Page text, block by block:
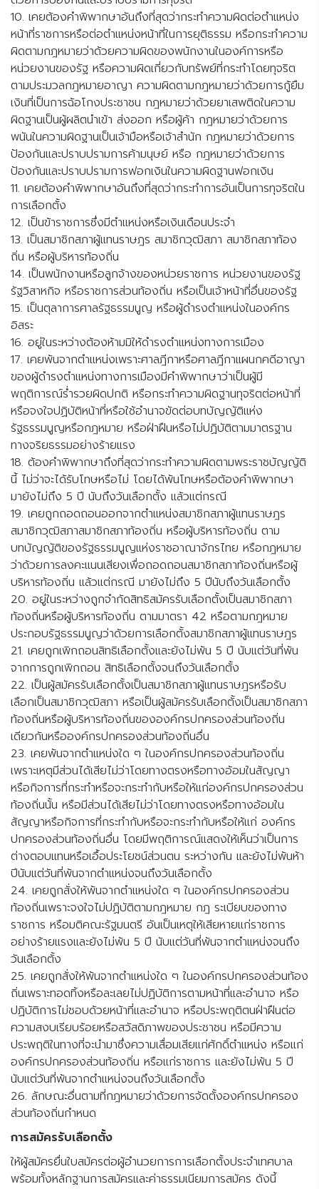
10. เคยต้องคำพิพากษาอันถึงที่สุดว่ากระทำความผิดต่อตำแหน่ง
หน้าที่ราชการหรือต่อตำแหน่งหน้าที่ในการยุติธรรม หรือกระทำความ
ผิดตามกฎหมายว่าด้วยความผิดของพนักงานในองค์การหรือ
หน่วยงานของรัฐ หรือความผิดเกี่ยวกับทรัพย์ที่กระทำโดยทุจริต
ตามประมวลกฎหมายอาญา ความผิดตามกฎหมายว่าด้วยการกู้ยืม
เงินที่เป็นการฉ้อโกงประชาชน กฎหมายว่าด้วยยาเสพติดในความ
ผิดฐานเป็นผู้ผลิตนำเข้า ส่งออก หรือผู้ค้า กฎหมายว่าด้วยการ
พนันในความผิดฐานเป็นเจ้ามือหรือเจ้าสำนัก กฎหมายว่าด้วยการ
ป้องกันและปราบปรามการค้ามนุษย์ หรือ กฎหมายว่าด้วยการ
ป้องกันและปราบปรามการฟอกเงินในความผิดฐานฟอกเงิน
11. เคยต้องคำพิพากษาอันถึงที่สุดว่ากระทำการอันเป็นการทุจริตใน
การเลือกตั้ง
12. เป็นข้าราชการซึ่งมีตำแหน่งหรือเงินเดือนประจำ
13. เป็นสมาชิกสภาผู้แทนราษฎร สมาชิกวุฒิสภา สมาชิกสภาท้อง
ถิ่น หรือผู้บริหารท้องถิ่น
14. เป็นพนักงานหรือลูกจ้างของหน่วยราชการ หน่วยงานของรัฐ
รัฐวิสาหกิจ หรือราชการส่วนท้องถิ่น หรือเป็นเจ้าหน้าที่อื่นของรัฐ
15. เป็นตุลาการศาลรัฐธรรมนูญ หรือผู้ดำรงตำแหน่งในองค์กร
อิสระ
16. อยู่ในระหว่างต้องห้ามมิให้ดำรงตำแหน่งทางการเมือง
17. เคยพ้นจากตำแหน่งเพราะศาลฎีกาหรือศาลฎีกาแผนกคดีอาญา
ของผู้ดำรงตำแหน่งทางการเมืองมีคำพิพากษาว่าเป็นผู้มี
พฤติการณ์ร่ำรวยผิดปกติ หรือกระทำความผิดฐานทุจริตต่อหน้าที่
หรือจงใจปฏิบัติหน้าที่หรือใช้อำนาจขัดต่อบทบัญญัติแห่ง
รัฐธรรมนูญหรือกฎหมาย หรือฝ่าฝืนหรือไม่ปฏิบัติตามมาตรฐาน
ทางจริยธรรมอย่างร้ายแรง
18. ต้องคำพิพากษาถึงที่สุดว่ากระทำความผิดตามพระราชบัญญัติ
นี้ ไม่ว่าจะได้รับโทษหรือไม่ โดยได้พ้นโทษหรือต้องคำพิพากษา
มายังไม่ถึง 5 ปี นับถึงวันเลือกตั้ง แล้วแต่กรณี
19. เคยถูกถอดถอนออกจากตำแหน่งสมาชิกสภาผู้แทนราษฎร
สมาชิกวุฒิสภาสมาชิกสภาท้องถิ่น หรือผู้บริหารท้องถิ่น ตาม
บทบัญญัติของรัฐธรรมนูญแห่งราชอาณาจักรไทย หรือกฎหมาย
ว่าด้วยการลงคะแนนเสียงเพื่อถอดถอนสมาชิกสภาท้องถิ่นหรือผู้
บริหารท้องถิ่น แล้วแต่กรณี มายังไม่ถึง 5 ปีนับถึงวันเลือกตั้ง
20. อยู่ในระหว่างถูกจำกัดสิทธิสมัครรับเลือกตั้งเป็นสมาชิกสภา
ท้องถิ่นหรือผู้บริหารท้องถิ่น ตามมาตรา 42 หรือตามกฎหมาย
ประกอบรัฐธรรมนูญว่าด้วยการเลือกตั้งสมาชิกสภาผู้แทนราษฎร
21. เคยถูกเพิกถอนสิทธิเลือกตั้งและยังไม่พ้น 5 ปี นับแต่วันที่พ้น
จากการถูกเพิกถอน สิทธิเลือกตั้งจนถึงวันเลือกตั้ง
22. เป็นผู้สมัครรับเลือกตั้งเป็นสมาชิกสภาผู้แทนราษฎรหรือรับ
เลือกเป็นสมาชิกวุฒิสภา หรือเป็นผู้สมัครรับเลือกตั้งเป็นสมาชิกสภา
ท้องถิ่นหรือผู้บริหารท้องถิ่นขององค์กรปกครองส่วนท้องถิ่น
เดียวกันหรือองค์กรปกครองส่วนท้องถิ่นอื่น
23. เคยพ้นจากตำแหน่งใด ๆ ในองค์กรปกครองส่วนท้องถิ่น
เพราะเหตุมีส่วนได้เสียไม่ว่าโดยทางตรงหรือทางอ้อมในสัญญา
หรือกิจการที่กระทำหรือจะกระทำกับหรือให้แก่องค์กรปกครองส่วน
ท้องถิ่นนั้น หรือมีส่วนได้เสียไม่ว่าโดยทางตรงหรือทางอ้อมใน
สัญญาหรือกิจการที่กระทำกับหรือจะกระทำกับหรือให้แก่ องค์กร
ปกครองส่วนท้องถิ่นอื่น โดยมีพฤติการณ์แสดงให้เห็นว่าเป็นการ
ต่างตอบแทนหรือเอื้อประโยชน์ส่วนตน ระหว่างกัน และยังไม่พ้นห้า
ปีนับแต่วันที่พ้นจากตำแหน่งจนถึงวันเลือกตั้ง
24. เคยถูกสั่งให้พ้นจากตำแหน่งใด ๆ ในองค์กรปกครองส่วน
ท้องถิ่นเพราะจงใจไม่ปฏิบัติตามกฎหมาย กฎ ระเบียบของทาง
ราชการ หรือมติคณะรัฐมนตรี อันเป็นเหตุให้เสียหายแก่ราชการ
อย่างร้ายแรงและยังไม่พ้น 5 ปี นับแต่วันที่พ้นจากตำแหน่งจนถึง
วันเลือกตั้ง
25. เคยถูกสั่งให้พ้นจากตำแหน่งใด ๆ ในองค์กรปกครองส่วนท้อง
ถิ่นเพราะทอดทิ้งหรือละเลยไม่ปฏิบัติการตามหน้าที่และอำนาจ หรือ
ปฏิบัติการไม่ชอบด้วยหน้าที่และอำนาจ หรือประพฤติตนฝ่าฝืนต่อ
ความสงบเรียบร้อยหรือสวัสดิภาพของประชาชน หรือมีความ
ประพฤติในทางที่จะนำมาซึ่งความเสื่อมเสียแก่ศักดิ์ตำแหน่ง หรือแก่
องค์กรปกครองส่วนท้องถิ่น หรือแก่ราชการ และยังไม่พ้น 5 ปี
นับแต่วันที่พ้นจากตำแหน่งจนถึงวันเลือกตั้ง
26. ลักษณะอื่นตามที่กฎหมายว่าด้วยการจัดตั้งองค์กรปกครอง
ส่วนท้องถิ่นกำหนด
การสมัครรับเลือกตั้ง
ให้ผู้สมัครยื่นใบสมัครต่อผู้อำนวยการการเลือกตั้งประจำเทศบาล
พร้อมทั้งหลักฐานการสมัครและค่าธรรมเนียมการสมัคร ดังนี้